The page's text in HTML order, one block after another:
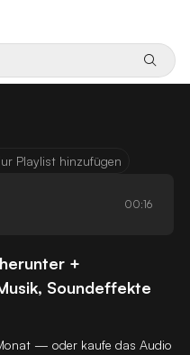
Playlist hinzufügen
00:16
+
Soundeffekte
— oder kaufe das Audio